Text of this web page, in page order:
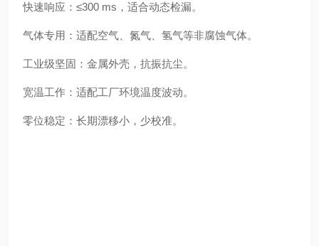
快速响应：≤300 ms，适合动态检漏。
气体专用：适配空气、氮气、氢气等非腐蚀气体。
工业级坚固：金属外壳，抗振抗尘。
宽温工作：适配工厂环境温度波动。
零位稳定：长期漂移小，少校准。